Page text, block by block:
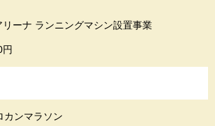
ーナ ランニングマシン設置事業
カンマラソン